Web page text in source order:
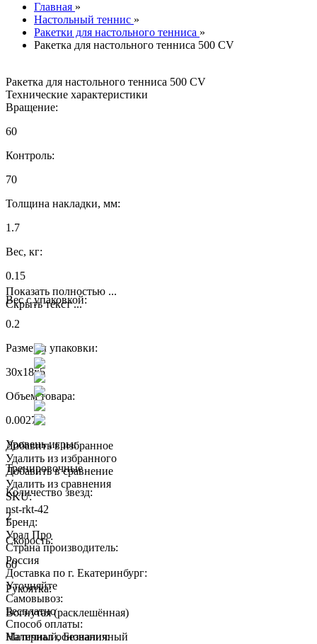
Главная »
Настольный теннис »
Ракетки для настольного тенниса »
Ракетка для настольного тенниса 500 CV
Ракетка для настольного тенниса 500 CV
Технические характеристики
Вращение:
60
Контроль:
70
Толщина накладки, мм:
1.7
Вес, кг:
0.15
Вес с упаковкой:
0.2
Размеры упаковки:
30x18x5
Объем товара:
0.0027
Уровень игры:
Тренировочные
Количество звезд:
2
Скорость:
60
Рукоятка:
Вогнутая (расклешённая)
Материал основания:
Показать полностью ...
Скрыть текст ...
Добавить в избранное
Удалить из избранного
Добавить в сравнение
Удалить из сравнения
SKU:
nst-rkt-42
Бренд:
Урал Про
Страна производитель:
Россия
Доставка по г. Екатеринбург:
Уточняйте
Самовывоз:
Бесплатно
Способ оплаты:
Наличный, Безналичный